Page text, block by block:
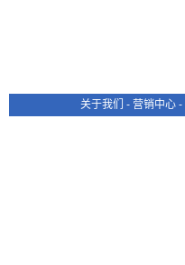
关于我们 - 营销中心 -